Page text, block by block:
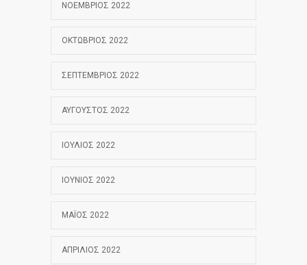
ΝΟΈΜΒΡΙΟΣ 2022
ΟΚΤΏΒΡΙΟΣ 2022
ΣΕΠΤΈΜΒΡΙΟΣ 2022
ΑΎΓΟΥΣΤΟΣ 2022
ΙΟΎΛΙΟΣ 2022
ΙΟΎΝΙΟΣ 2022
ΜΆΙΟΣ 2022
ΑΠΡΊΛΙΟΣ 2022